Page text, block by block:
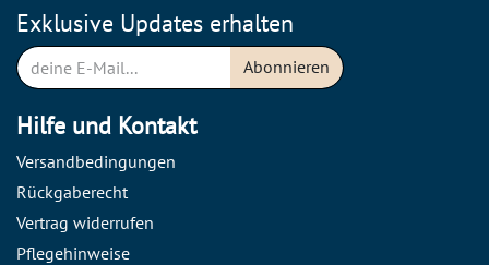
Hilfe und Kontakt
Versandbedingungen
Rückgaberecht
Vertrag widerrufen
Pflegehinweise
Exklusive Updates erhalten
Abonnieren